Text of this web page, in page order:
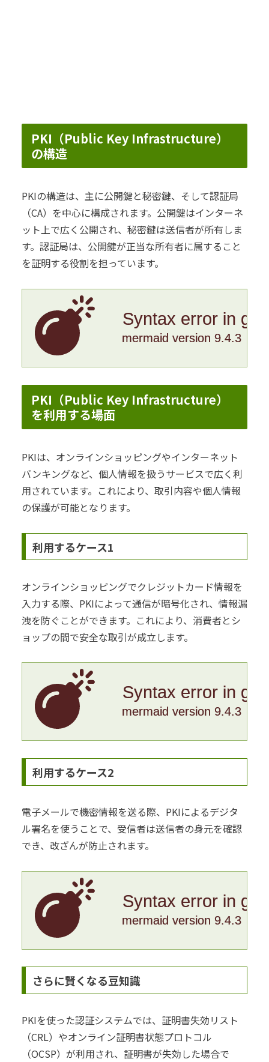
PKI（Public Key Infrastructure）
の構造
PKIの構造は、主に公開鍵と秘密鍵、そして認証局
（CA）を中心に構成されます。公開鍵はインターネ
ット上で広く公開され、秘密鍵は送信者が所有しま
す。認証局は、公開鍵が正当な所有者に属すること
を証明する役割を担っています。
Syntax error in
mermaid version 9.4.3
PKI（Public Key Infrastructure）
を利用する場面
PKIは、オンラインショッピングやインターネット
バンキングなど、個人情報を扱うサービスで広く利
用されています。これにより、取引内容や個人情報
の保護が可能となります。
利用するケース1
オンラインショッピングでクレジットカード情報を
入力する際、PKIによって通信が暗号化され、情報漏
洩を防ぐことができます。これにより、消費者とシ
ョップの間で安全な取引が成立します。
Syntax error in
mermaid version 9.4.3
利用するケース2
電子メールで機密情報を送る際、PKIによるデジタ
ル署名を使うことで、受信者は送信者の身元を確認
でき、改ざんが防止されます。
Syntax error in
mermaid version 9.4.3
さらに賢くなる豆知識
PKIを使った認証システムでは、証明書失効リスト
（CRL）やオンライン証明書状態プロトコル
（OCSP）が利用され、証明書が失効した場合で